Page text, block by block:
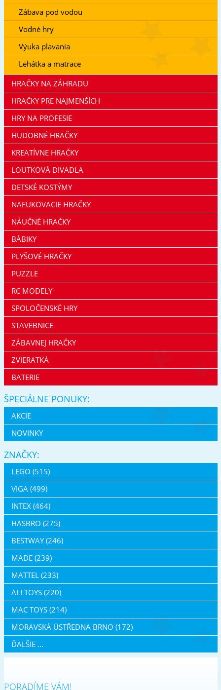
Zábava pod vodou
Vodné hry
Výuka plavania
Lehátka a matrace
HRAČKY NA ZÁHRADU
HRAČKY PRE NAJMENŠÍCH
HRY NA PROFESIE
HUDOBNÉ HRAČKY
KREATÍVNE HRAČKY
LOUTKOVÁ DIVADLA
DETSKÉ KOSTÝMY
NAFUKOVACIE HRAČKY
NÁUČNÉ HRAČKY
BÁBIKY
PLYŠOVÉ HRAČKY
PUZZLE
RC MODELY
SPOLOČENSKÉ HRY
STAVEBNICE
ZÁBAVNEJ HRAČKY
ZVIERATKÁ
BATERIE
ŠPECIÁLNE PONUKY:
AKCIE
NOVINKY
ZNAČKY:
LEGO (515)
VIGA (499)
INTEX (464)
HASBRO (275)
BESTWAY (246)
MADE (239)
MATTEL (233)
ALLTOYS (220)
MAC TOYS (214)
MORAVSKÁ ÚSTŘEDNA BRNO (172)
ĎALŠIE ...
PORADÍME VÁM!